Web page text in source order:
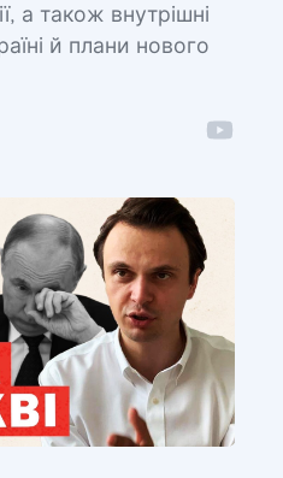
а також внутрішні
й плани нового